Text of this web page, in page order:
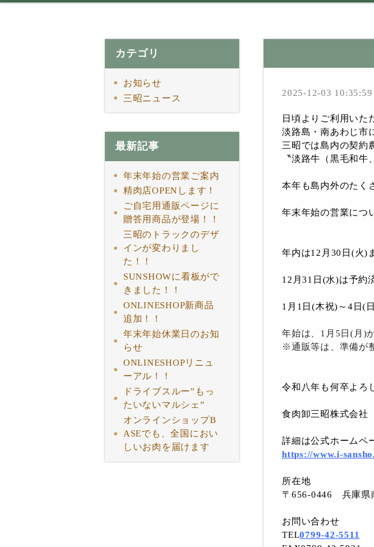
カテゴリ
お知らせ
三昭ニュース
最新記事
年末年始の営業ご案内
精肉店OPENします！
ご自宅用通販ページに
贈答用商品が登場！！
三昭のトラックのデザ
インが変わりまし
た！！
SUNSHOWに看板がで
きました！！
ONLINESHOP新商品
追加！！
年末年始休業日のお知
らせ
ONLINESHOPリニュ
ーアル！！
ドライブスルー”もっ
たいないマルシェ”
オンラインショップB
ASEでも、全国におい
しいお肉を届けます
2025-12-03 10:35:59
日頃よりご利用いた
淡路島・南あわじ市
三昭では島内の契約
〝淡路牛（黒毛和
本年も島内外のたく
年末年始の営業につ
年内は12月30日(火)
12月31日(水)は予約
1月1日(木祝)～4日(
年始は、 1 月5 日 (月 )
※通販等は、準備が
令和八年も何卒よろ
食肉卸三昭株式会社
詳細は公式ホームペ
https://www.i-
所在地
〒656-0446 兵庫県
お問い合わせ
TEL0799-42-5511